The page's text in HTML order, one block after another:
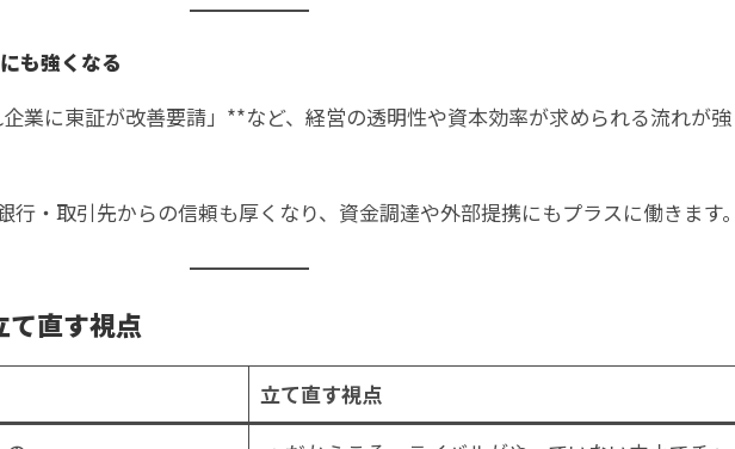
も強くなる
業に東証が改善要請」**など、経営の透明性や資本効率が求められる流れが強
行・取引先からの信頼も厚くなり、資金調達や外部提携にもプラスに働きます
て直す視点
立て直す視点